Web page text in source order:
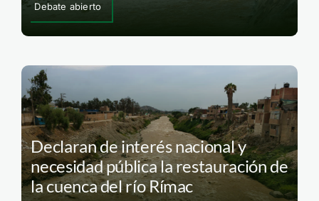
Debate abierto
Declaran de interés nacional y
necesidad pública la restauración de
la cuenca del río Rímac